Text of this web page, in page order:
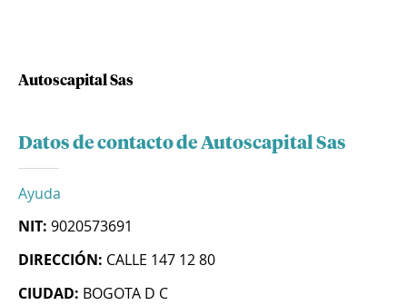
Autoscapital Sas
Datos de contacto de Autoscapital Sas
Ayuda
NIT: 9020573691
DIRECCIÓN: CALLE 147 12 80
CIUDAD: BOGOTA D C